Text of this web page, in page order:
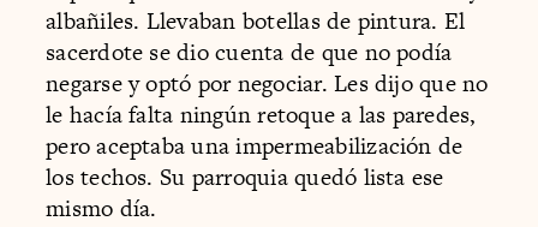
albañiles. Llevaban botellas de pintura. El
sacerdote se dio cuenta de que no podía
negarse y optó por negociar. Les dijo que no
le hacía falta ningún retoque a las paredes,
pero aceptaba una impermeabilización de
los techos. Su parroquia quedó lista ese
mismo día.